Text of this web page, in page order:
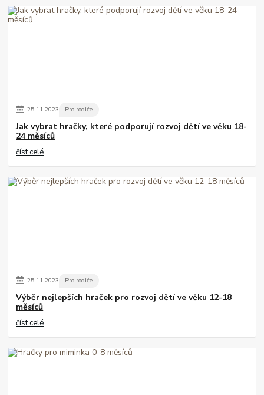
25.11.2023 Pro rodiče
Jak vybrat hračky, které podporují rozvoj dětí ve věku 18-
24 měsíců
číst celé
25.11.2023 Pro rodiče
Výběr nejlepších hraček pro rozvoj dětí ve věku 12-18
měsíců
číst celé